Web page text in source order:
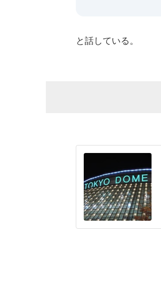
と話している。